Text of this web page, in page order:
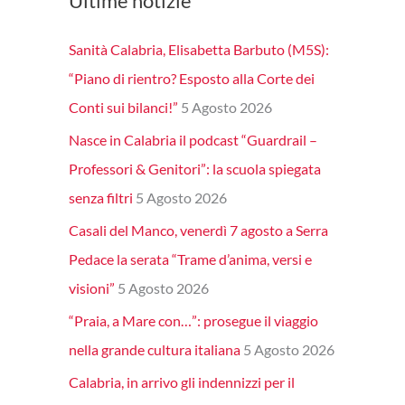
Sanità Calabria, Elisabetta Barbuto (M5S):
“Piano di rientro? Esposto alla Corte dei
Conti sui bilanci!” 5 Agosto 2026
Nasce in Calabria il podcast “Guardrail –
Professori & Genitori”: la scuola spiegata
senza filtri 5 Agosto 2026
Casali del Manco, venerdì 7 agosto a Serra
Pedace la serata “Trame d’anima, versi e
visioni” 5 Agosto 2026
“Praia, a Mare con…”: prosegue il viaggio
nella grande cultura italiana 5 Agosto 2026
Calabria, in arrivo gli indennizzi per il